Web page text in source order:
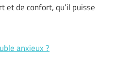
et de confort, qu’il puisse
anxieux ?